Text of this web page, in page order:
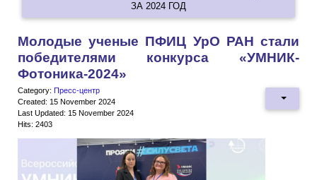
ЗА 2024 ГОД
Молодые ученые ПФИЦ УрО РАН стали
победителями конкурса «УМНИК-
Фотоника-2024»
Category: Пресс-центр
Created: 15 November 2024
Last Updated: 15 November 2024
Hits: 2403